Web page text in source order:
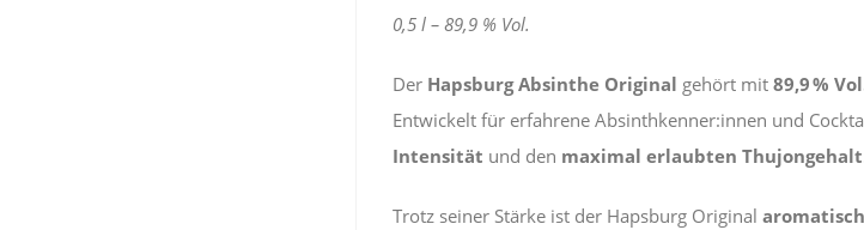
0,5 l – 89,9 % Vol.
Der Hapsburg Absinthe Original gehört mit 89,9 %
Entwickelt für erfahrene Absinthkenner:innen und
Intensität und den maximal erlaubten Thujongehalt
Trotz seiner Stärke ist der Hapsburg Original